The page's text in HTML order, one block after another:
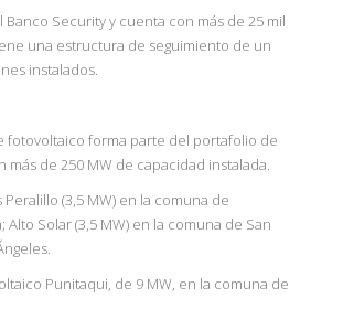
Security y cuenta con más de 25 mil
una estructura de seguimiento de un
instalados.
fotovoltaico forma parte del portafolio de
de 250 MW de capacidad instalada.
(3,5 MW) en la comuna de
Alto Solar (3,5 MW) en la comuna de San
Punitaqui, de 9 MW, en la comuna de